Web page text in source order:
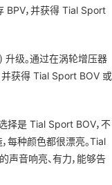
BPV，并获得 Tial Sport
级。通过在涡轮增压器
并获得 Tial Sport BOV 或
择是 Tial Sport BOV，不
每种颜色都很漂亮。Tial
音响亮、有力，能够告